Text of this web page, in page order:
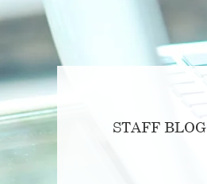
STAFF BLOG